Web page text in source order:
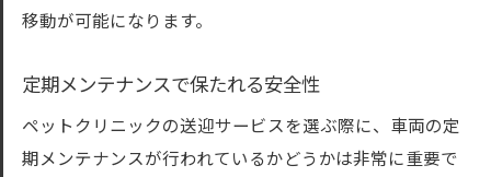
移動が可能になります。
定期メンテナンスで保たれる安全性
ペットクリニックの送迎サービスを選ぶ際に、車両の定
期メンテナンスが行われているかどうかは非常に重要で